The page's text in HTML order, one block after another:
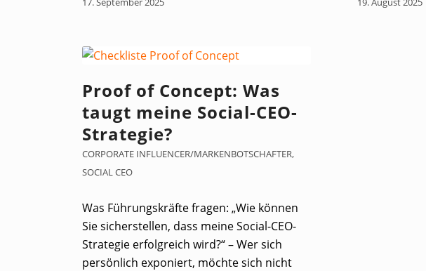
Proof of Concept: Was
taugt meine Social-CEO-
Strategie?
CORPORATE INFLUENCER/MARKENBOTSCHAFTER,
SOCIAL CEO
Was Führungskräfte fragen: „Wie können
Sie sicherstellen, dass meine Social-CEO-
Strategie erfolgreich wird?“ – Wer sich
persönlich exponiert, möchte sich nicht